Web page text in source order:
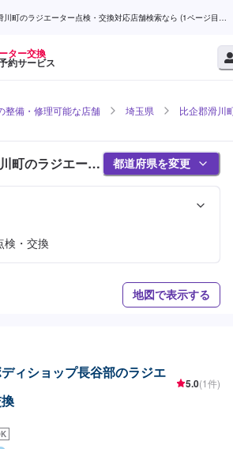
川町のラジエーター点検・交換対応店舗検索なら (1ページ目) |
ター交換
約サービス
整備・修理可能な店舗 埼玉県 比企郡滑川
町のラジエータ
介 (1ページ目)
都道府県を変更
検・交換
地図で表示する
ィショップ長谷部のラジエ
5.0(1件)